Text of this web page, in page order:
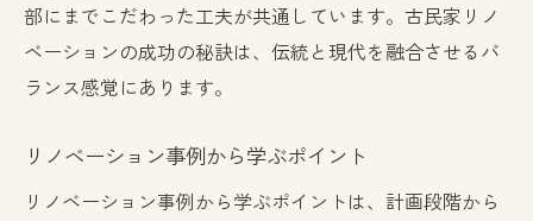
部にまでこだわった工夫が共通しています。古民家リノ
ベーションの成功の秘訣は、伝統と現代を融合させるバ
ランス感覚にあります。
リノベーション事例から学ぶポイント
リノベーション事例から学ぶポイントは、計画段階から